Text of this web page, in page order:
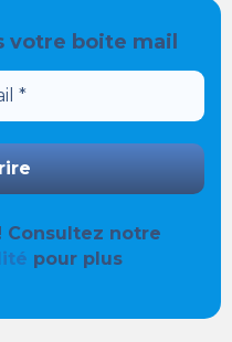
votre boite mail
Consultez notre
pour plus